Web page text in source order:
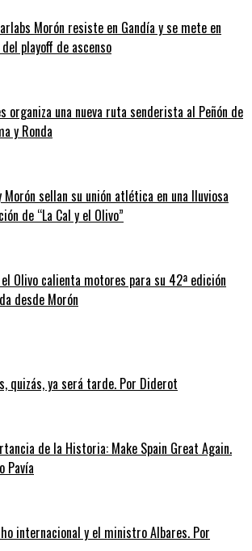
Morón resiste en Gandía y se mete en
playoff de ascenso
organiza una nueva ruta senderista al Peñón de
y Ronda
Morón sellan su unión atlética en una lluviosa
de “La Cal y el Olivo”
el Olivo calienta motores para su 42ª edición
desde Morón
quizás, ya será tarde. Por Diderot
de la Historia: Make Spain Great Again.
Pavía
internacional y el ministro Albares. Por